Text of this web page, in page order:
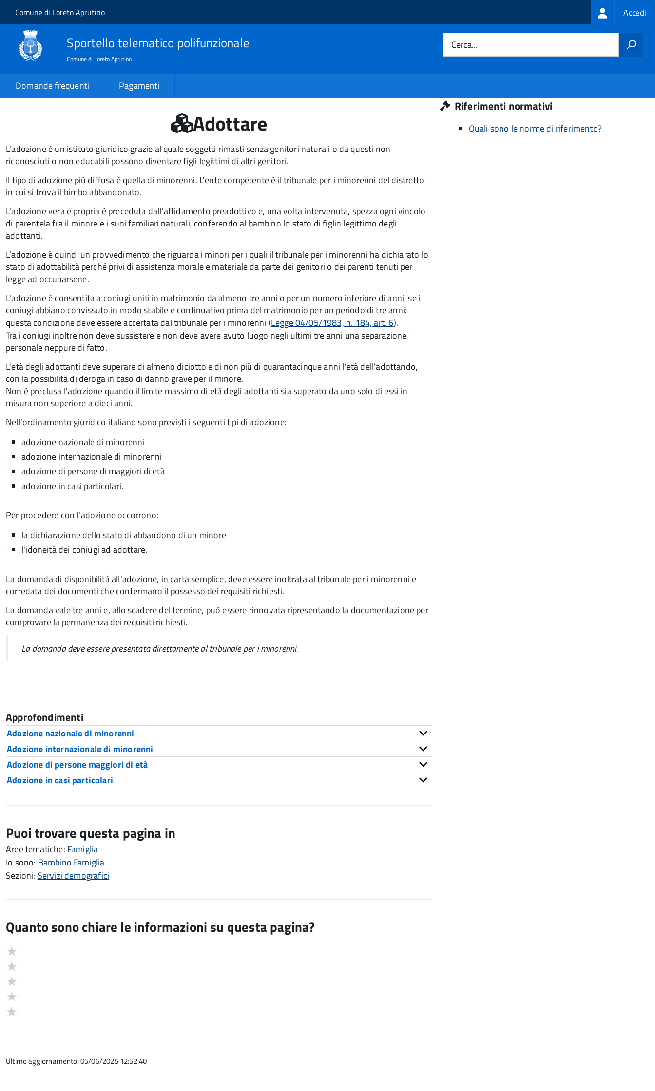
Salta al contenuto principale
Skip to site navigation
Comune di Loreto Aprutino Login
menu
Accedi
Sportello telematico polifunzionale
Comune di Loreto Aprutino
Cerca...
Domande frequenti Pagamenti
Adottare
L'adozione è un istituto giuridico grazie al quale soggetti rimasti senza genitori naturali o da questi non
riconosciuti o non educabili possono diventare figli legittimi di altri genitori.
Il tipo di adozione più diffusa è quella di minorenni. L'ente competente è il tribunale per i minorenni del distretto
in cui si trova il bimbo abbandonato.
L'adozione vera e propria è preceduta dall'affidamento preadottivo e, una volta intervenuta, spezza ogni vincolo
di parentela fra il minore e i suoi familiari naturali, conferendo al bambino lo stato di figlio legittimo degli
adottanti.
L’adozione è quindi un provvedimento che riguarda i minori per i quali il tribunale per i minorenni ha dichiarato lo
stato di adottabilità perché privi di assistenza morale e materiale da parte dei genitori o dei parenti tenuti per
legge ad occuparsene.
L'adozione è consentita a coniugi uniti in matrimonio da almeno tre anni o per un numero inferiore di anni, se i
coniugi abbiano convissuto in modo stabile e continuativo prima del matrimonio per un periodo di tre anni:
questa condizione deve essere accertata dal tribunale per i minorenni (Legge 04/05/1983, n. 184, art. 6).
Tra i coniugi inoltre non deve sussistere e non deve avere avuto luogo negli ultimi tre anni una separazione
personale neppure di fatto.
L'età degli adottanti deve superare di almeno diciotto e di non più di quarantacinque anni l'età dell'adottando,
con la possibilità di deroga in caso di danno grave per il minore.
Non è preclusa l'adozione quando il limite massimo di età degli adottanti sia superato da uno solo di essi in
misura non superiore a dieci anni.
Nell’ordinamento giuridico italiano sono previsti i seguenti tipi di adozione:
adozione nazionale di minorenni
adozione internazionale di minorenni
adozione di persone di maggiori di età
adozione in casi particolari.
Per procedere con l'adozione occorrono:
la dichiarazione dello stato di abbandono di un minore
l'idoneità dei coniugi ad adottare.
La domanda di disponibilità all'adozione, in carta semplice, deve essere inoltrata al tribunale per i minorenni e
corredata dei documenti che confermano il possesso dei requisiti richiesti.
La domanda vale tre anni e, allo scadere del termine, può essere rinnovata ripresentando la documentazione per
comprovare la permanenza dei requisiti richiesti.
La domanda deve essere presentata direttamente al tribunale per i minorenni.
Approfondimenti
Adozione nazionale di minorenni
Adozione internazionale di minorenni
Adozione di persone maggiori di età
Adozione in casi particolari
Puoi trovare questa pagina in
Aree tematiche: Famiglia
Io sono: Bambino Famiglia
Sezioni: Servizi demografici
Quanto sono chiare le informazioni su questa pagina?
Valutazione
5
Ultimo aggiornamento: 05/06/2025 12:52.40
Riferimenti normativi
Quali sono le norme di riferimento?